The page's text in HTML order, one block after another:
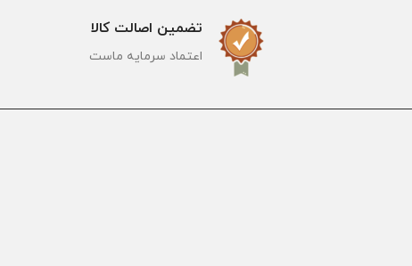
تضمین اصالت کالا
اعتماد سرمایه ماست